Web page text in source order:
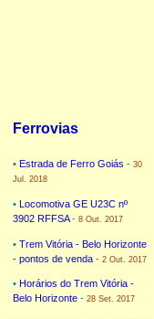
Ferrovias
• Estrada de Ferro Goiás - 30
Jul. 2018
• Locomotiva GE U23C nº
3902 RFFSA- 8 Out. 2017
• Trem Vitória - Belo Horizonte
- pontos de venda - 2 Out. 2017
• Horários do Trem Vitória -
Belo Horizonte - 28 Set. 2017